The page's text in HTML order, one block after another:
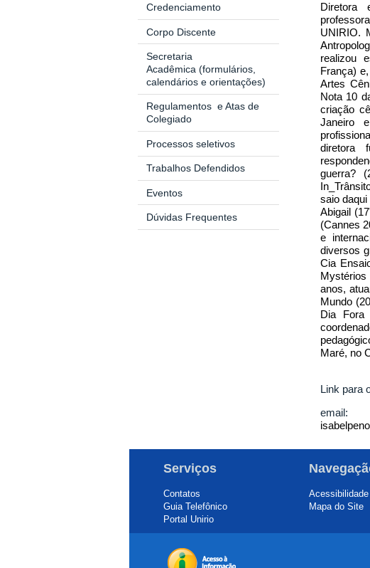
Diretora
UNIRIO.
realizou
França)
Artes
Nota 10
criação
Janeiro
diretora
guerra?
saio
Abigail
(Cannes
e
diversos
Cia
anos,
Mundo
Dia Fora
Maré, no
Link para
email:
Credenciamento
Corpo Discente
Secretaria
Acadêmica (formulários,
calendários e orientações)
Regulamentos e Atas de
Colegiado
Processos seletivos
Trabalhos Defendidos
Eventos
Dúvidas Frequentes
Serviços
Contatos
Guia Telefônico
Portal Unirio
Acessibilidade
Mapa do Site